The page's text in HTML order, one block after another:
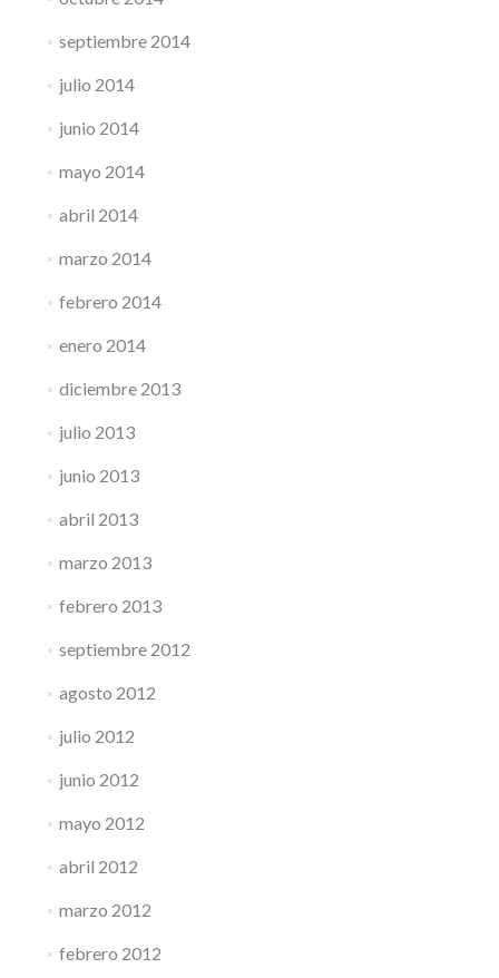
septiembre 2014
julio 2014
junio 2014
mayo 2014
abril 2014
marzo 2014
febrero 2014
enero 2014
diciembre 2013
julio 2013
junio 2013
abril 2013
marzo 2013
febrero 2013
septiembre 2012
agosto 2012
julio 2012
junio 2012
mayo 2012
abril 2012
marzo 2012
febrero 2012